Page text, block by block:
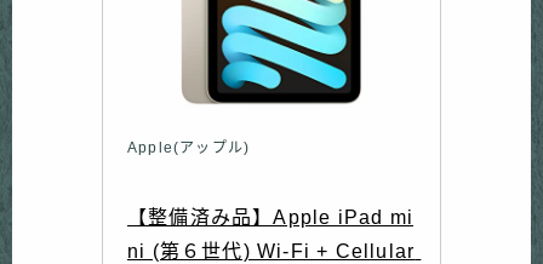
Apple(アップル)
【整備済み品】Apple iPad mi
ni (第６世代) Wi-Fi + Cellular